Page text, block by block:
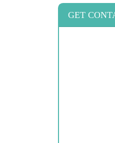
GET